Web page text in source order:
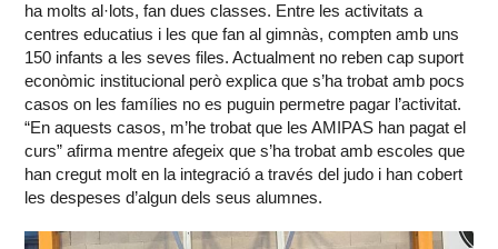
ha molts al·lots, fan dues classes. Entre les activitats a
centres educatius i les que fan al gimnàs, compten amb uns
150 infants a les seves files. Actualment no reben cap suport
econòmic institucional però explica que s’ha trobat amb pocs
casos on les famílies no es puguin permetre pagar l’activitat.
“En aquests casos, m’he trobat que les AMIPAS han pagat el
curs” afirma mentre afegeix que s’ha trobat amb escoles que
han cregut molt en la integració a través del judo i han cobert
les despeses d’algun dels seus alumnes.